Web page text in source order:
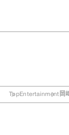
TopEntertainment 岡